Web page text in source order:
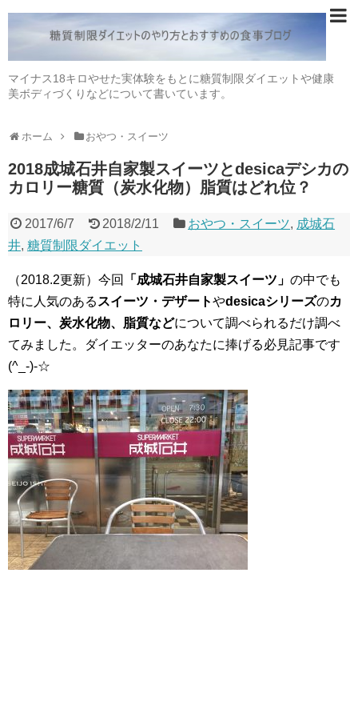
マイナス18キロやせた実体験をもとに糖質制限ダイエットや健康
美ボディづくりなどについて書いています。
ホーム おやつ・スイーツ
2018成城石井自家製スイーツとdesicaデシカの
カロリー糖質（炭水化物）脂質はどれ位？
2017/6/7 2018/2/11 おやつ・スイーツ, 成城石
井, 糖質制限ダイエット
（2018.2更新）今回 「成城石井自家製スイーツ」 の中でも
特に人気のある スイーツ・デザートやdesicaシリーズのカ
ロリー、炭水化物、脂質などについて調べられるだけ調べ
てみました。ダイエッターのあなたに捧げる必見記事です
(^_-)-☆